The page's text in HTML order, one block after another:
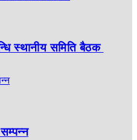
स्थानीय समिति बैठक